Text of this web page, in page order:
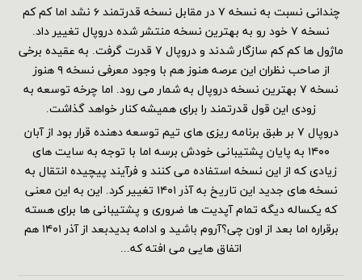
چندانی نسبت به نسخه ۷ در مقابل نسخه قدرتمند ۶ نشد اما کم کم
نسخه ۷ خود رو به بهترین نسخه منتشر شده دروپال تغییر داد.
ماژول ها کم کم سازگار شدند و دروپال ۷ قدرت گرفت. به عقیده برخی
از صاحب نظران این عرصه هنوز هم با وجود معرفی نسخه ۹ هنوز
نسخه ۷ بهترین نسخه دروپال به شمار می رود. اما چرخه توسعه به
زودی این قول قدرتمند را برای همیشه کنار خواهد گذاشت.
دروپال ۷ بر طبق برنامه ریزی های تیم توسعه دهنده قرار بود از آبان
۱۴۰۰ به پایان پشتیبانی خودش برسه اما با توجه به سایت های
زیادی که از این نسخه استفاده می کنند و فرآیند پیچیده انتقال به
نسخه های جدید این تاریخ به آذر ۱۴۰۱ تغییر کرد. این به این معنی
که یکساله دیگه تمام آپدیت ها ضروری و پشتیبانی ها برای هسته
برقراره اما بعد از اون چی؟آروم باشید و ادامه بدیدبعد از آذر ۱۴۰۱ هم
اتفاق هایی می افته که...